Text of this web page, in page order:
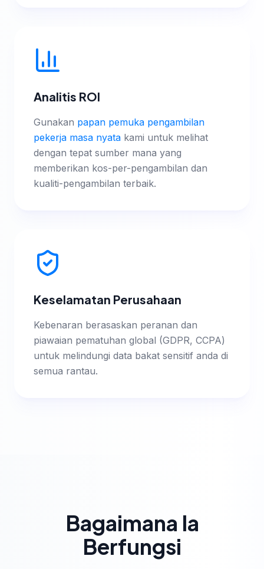
Analitis ROI
Gunakan papan pemuka pengambilan
pekerja masa nyata kami untuk melihat
dengan tepat sumber mana yang
memberikan kos-per-pengambilan dan
kualiti-pengambilan terbaik.
Keselamatan Perusahaan
Kebenaran berasaskan peranan dan
piawaian pematuhan global (GDPR, CCPA)
untuk melindungi data bakat sensitif anda di
semua rantau.
Bagaimana Ia
Berfungsi